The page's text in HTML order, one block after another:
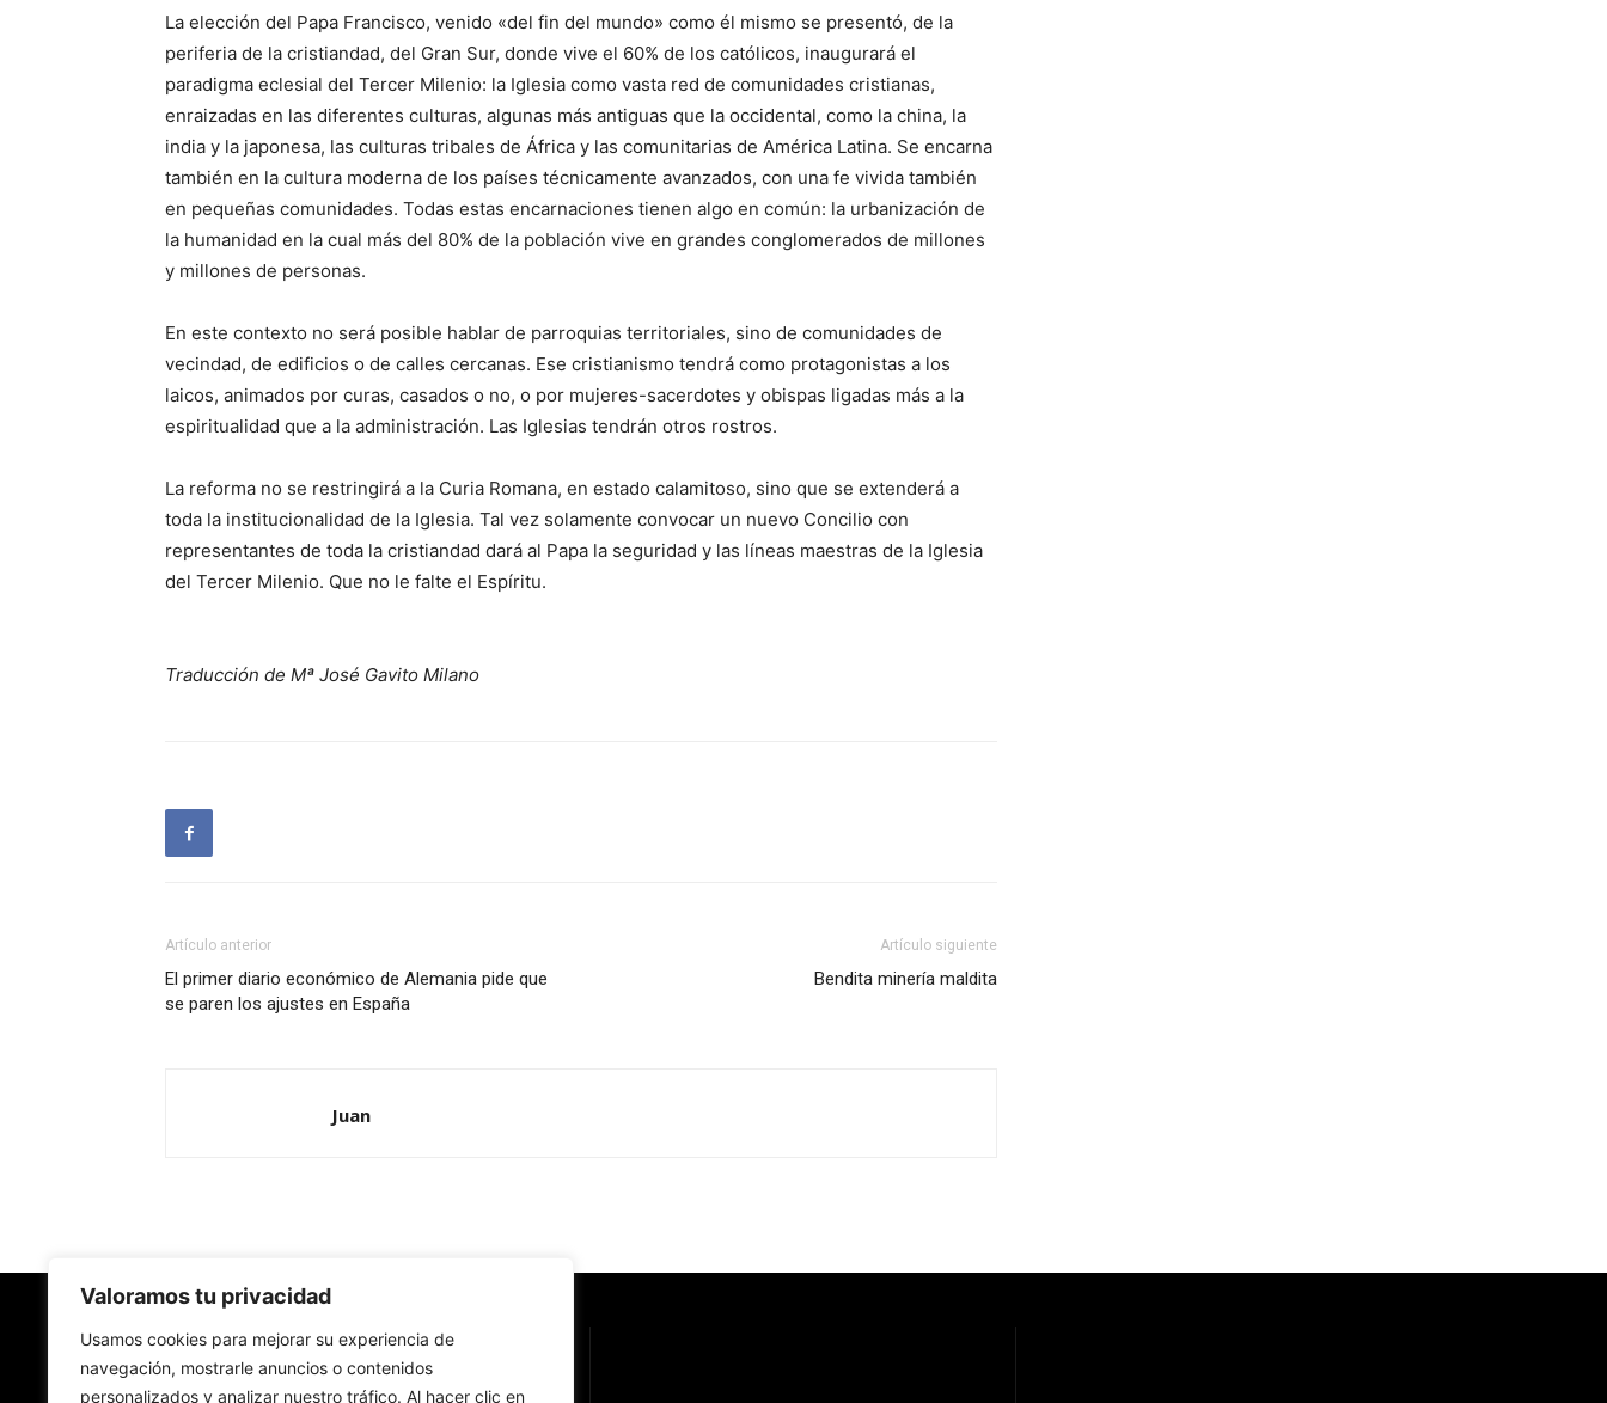
Valoramos tu privacidad
Usamos cookies para mejorar su experiencia de
navegación, mostrarle anuncios o contenidos
personalizados y analizar nuestro tráfico. Al hacer clic en
La elección del Papa Francisco, venido «del fin del mundo» como él mismo se presentó, de la
periferia de la cristiandad, del Gran Sur, donde vive el 60% de los católicos, inaugurará el
paradigma eclesial del Tercer Milenio: la Iglesia como vasta red de comunidades cristianas,
enraizadas en las diferentes culturas, algunas más antiguas que la occidental, como la china, la
india y la japonesa, las culturas tribales de África y las comunitarias de América Latina. Se encarna
también en la cultura moderna de los países técnicamente avanzados, con una fe vivida también
en pequeñas comunidades. Todas estas encarnaciones tienen algo en común: la urbanización de
la humanidad en la cual más del 80% de la población vive en grandes conglomerados de millones
y millones de personas.
En este contexto no será posible hablar de parroquias territoriales, sino de comunidades de
vecindad, de edificios o de calles cercanas. Ese cristianismo tendrá como protagonistas a los
laicos, animados por curas, casados o no, o por mujeres-sacerdotes y obispas ligadas más a la
espiritualidad que a la administración. Las Iglesias tendrán otros rostros.
La reforma no se restringirá a la Curia Romana, en estado calamitoso, sino que se extenderá a
toda la institucionalidad de la Iglesia. Tal vez solamente convocar un nuevo Concilio con
representantes de toda la cristiandad dará al Papa la seguridad y las líneas maestras de la Iglesia
del Tercer Milenio. Que no le falte el Espíritu.
Traducción de Mª José Gavito Milano
Artículo anterior
El primer diario económico de Alemania pide que
se paren los ajustes en España
Artículo siguiente
Bendita minería maldita
Juan
Redes Cristianas